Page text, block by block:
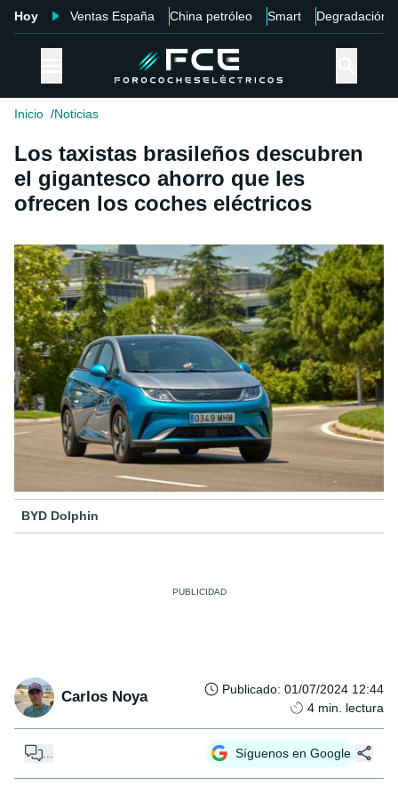
Hoy Ventas España China petróleo Smart Degradación
Inicio Noticias
Los taxistas brasileños descubren
el gigantesco ahorro que les
ofrecen los coches eléctricos
BYD Dolphin
Carlos Noya Publicado: 01/07/2024 12:44
4 min. lectura
Síguenos en Google